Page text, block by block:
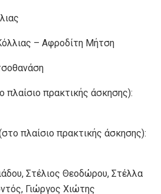
– Αφροδίτη Μήτση
πλαίσιο πρακτικής άσκησης):
πλαίσιο πρακτικής άσκησης):
Στέλιος Θεοδώρου, Στέλλα
Γιώργος Χιώτης